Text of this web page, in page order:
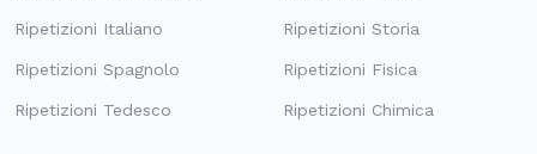
Ripetizioni Italiano
Ripetizioni Spagnolo
Ripetizioni Tedesco
Ripetizioni Storia
Ripetizioni Fisica
Ripetizioni Chimica